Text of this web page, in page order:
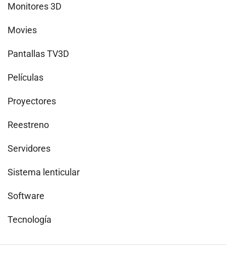
Monitores 3D
Movies
Pantallas TV3D
Películas
Proyectores
Reestreno
Servidores
Sistema lenticular
Software
Tecnología